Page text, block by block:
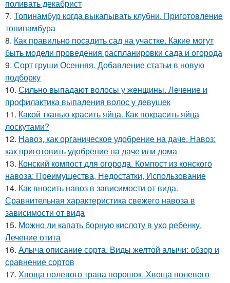
поливать декабрист
7. Топинамбур когда выкапывать клубни. Приготовление
топинамбура
8. Как правильно посадить сад на участке. Какие могут
быть модели проведения распланировки сада и огорода
9. Сорт груши Осенняя. Добавление статьи в новую
подборку
10. Сильно выпадают волосы у женщины. Лечение и
профилактика выпадения волос у девушек
11. Какой тканью красить яйца. Как покрасить яйца
лоскутами?
12. Навоз, как органическое удобрение на даче. Навоз:
как приготовить удобрение на даче или дома
13. Конский компост для огорода. Компост из конского
навоза: Преимущества, Недостатки, Использование
14. Как вносить навоз в зависимости от вида.
Сравнительная характеристика свежего навоза в
зависимости от вида
15. Можно ли капать борную кислоту в ухо ребенку.
Лечение отита
16. Алыча описание сорта. Виды желтой алычи: обзор и
сравнение сортов
17. Хвоща полевого трава порошок. Хвоща полевого